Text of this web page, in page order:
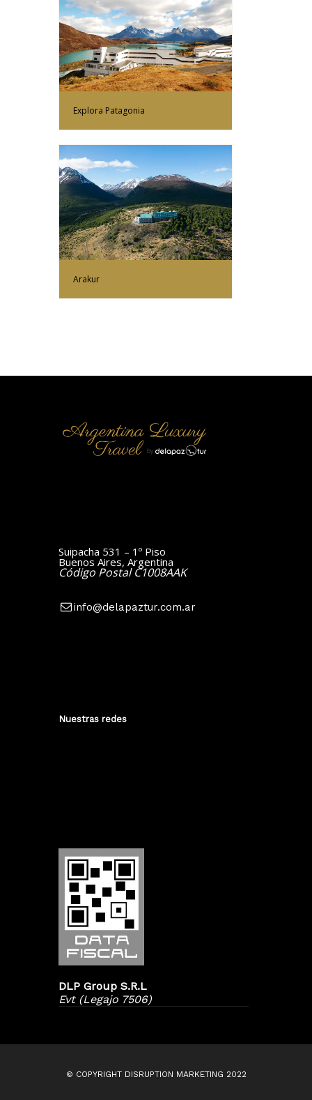
Más Información
Explora Patagonia
Más Información
Arakur
Suipacha 531 – 1º Piso
Buenos Aires, Argentina
Código Postal C1008AAK
info@delapaztur.com.ar
Nuestras redes
DLP Group S.R.L
Evt (Legajo 7506)
© COPYRIGHT DISRUPTION MARKETING 2022